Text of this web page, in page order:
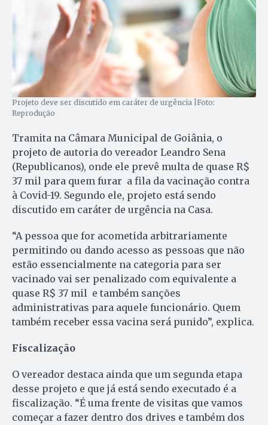
Projeto deve ser discutido em caráter de urgência |Foto:
Reprodução
Tramita na Câmara Municipal de Goiânia, o
projeto de autoria do vereador Leandro Sena
(Republicanos), onde ele prevê multa de quase R$
37 mil para quem furar a fila da vacinação contra
à Covid-19. Segundo ele, projeto está sendo
discutido em caráter de urgência na Casa.
“A pessoa que for acometida arbitrariamente
permitindo ou dando acesso as pessoas que não
estão essencialmente na categoria para ser
vacinado vai ser penalizado com equivalente a
quase R$ 37 mil e também sanções
administrativas para aquele funcionário. Quem
também receber essa vacina será punido”, explica.
Fiscalização
O vereador destaca ainda que um segunda etapa
desse projeto e que já está sendo executado é a
fiscalização. “É uma frente de visitas que vamos
começar a fazer dentro dos drives e também dos